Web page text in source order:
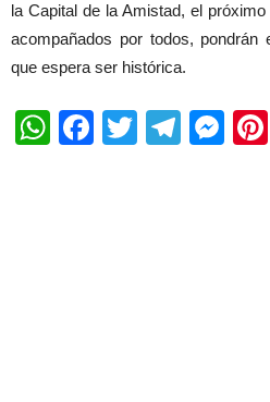
la Capital de la Amistad, el
acompañados por todos,
que espera ser histórica.
WhatsApp
Facebook
Twitter